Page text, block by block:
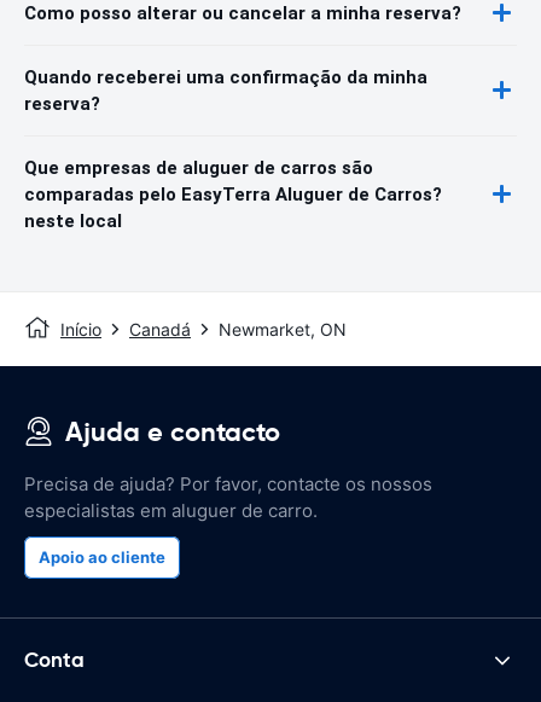
Como posso alterar ou cancelar a minha reserva?
Quando receberei uma confirmação da minha
reserva?
Que empresas de aluguer de carros são
comparadas pelo EasyTerra Aluguer de Carros?
neste local
Início Canadá Newmarket, ON
Ajuda e contacto
Precisa de ajuda? Por favor, contacte os nossos
especialistas em aluguer de carro.
Apoio ao cliente
Conta